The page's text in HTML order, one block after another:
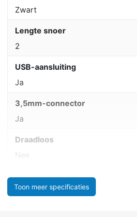
Zwart
Lengte snoer
2
USB-aansluiting
Ja
3,5mm-connector
Ja
Draadloos
Nee
Toon meer specificaties